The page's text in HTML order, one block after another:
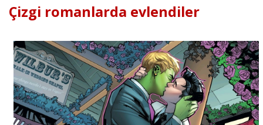
Çizgi romanlarda evlendiler